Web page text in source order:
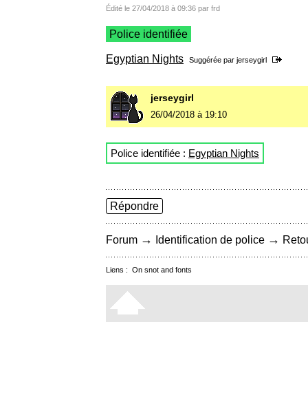
Édité le 27/04/2018 à 09:36 par frd
Police identifiée
Egyptian Nights Suggérée par jerseygirl
jerseygirl
26/04/2018 à 19:10
Police identifiée : Egyptian Nights
Répondre
Forum → Identification de police →
Liens : On snot and fonts